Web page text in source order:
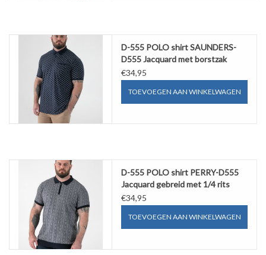
D-555 POLO shirt SAUNDERS-
D555 Jacquard met borstzak
€34,95
TOEVOEGEN AAN WINKELWAGEN
D-555 POLO shirt PERRY-D555
Jacquard gebreid met 1/4 rits
€34,95
TOEVOEGEN AAN WINKELWAGEN